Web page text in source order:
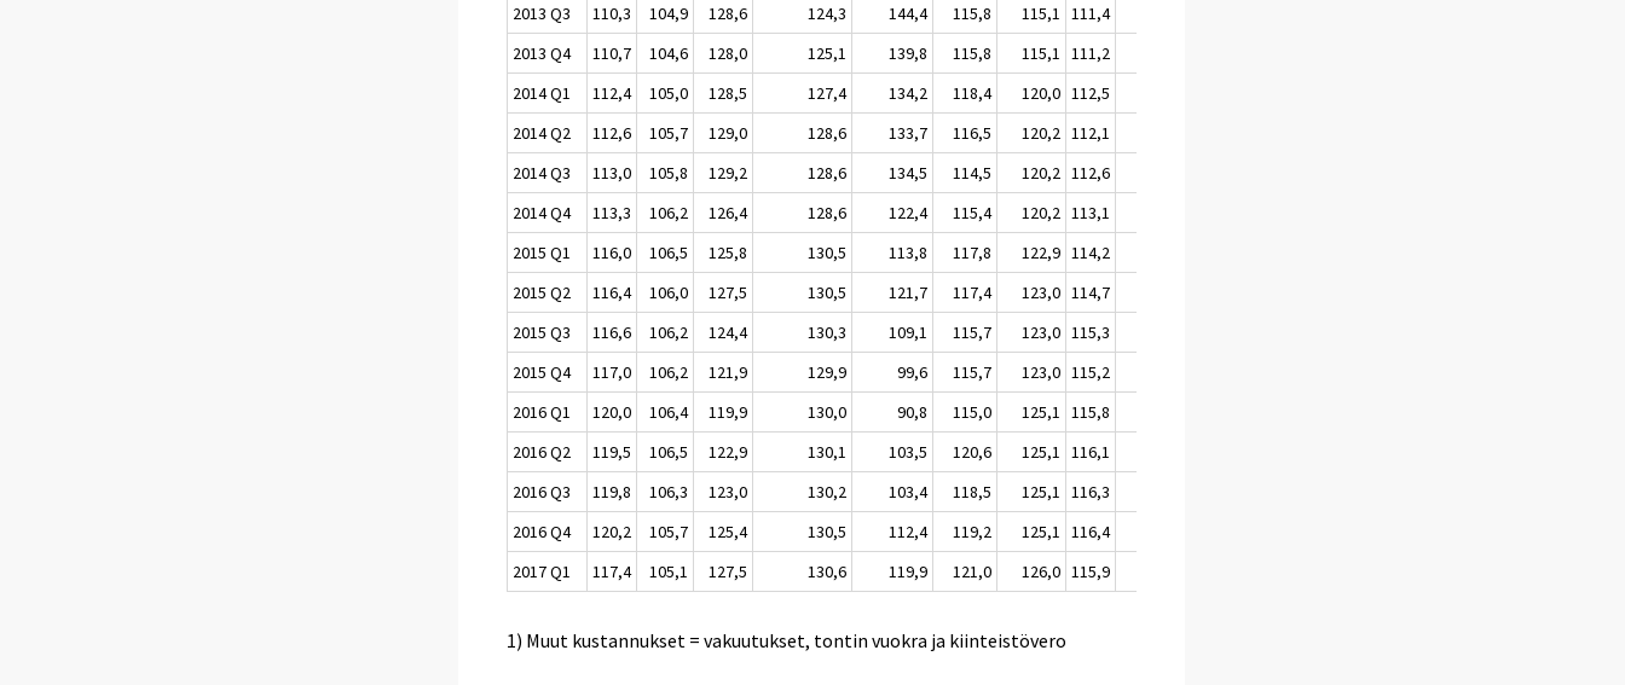
2013 Q3
110,3 104,9 128,6 124,3 144,4 115,8 115,1 111,4
2013 Q4
110,7 104,6 128,0 125,1 139,8 115,8 115,1 111,2
2014 Q1
112,4 105,0 128,5 127,4 134,2 118,4 120,0 112,5
2014 Q2
112,6 105,7 129,0 128,6 133,7 116,5 120,2 112,1
2014 Q3
113,0 105,8 129,2 128,6 134,5 114,5 120,2 112,6
2014 Q4
113,3 106,2 126,4 128,6 122,4 115,4 120,2 113,1
2015 Q1
116,0 106,5 125,8 130,5 113,8 117,8 122,9 114,2
2015 Q2
116,4 106,0 127,5 130,5 121,7 117,4 123,0 114,7
2015 Q3
116,6 106,2 124,4 130,3 109,1 115,7 123,0 115,3
2015 Q4
117,0 106,2 121,9 129,9 99,6 115,7 123,0 115,2
2016 Q1
120,0 106,4 119,9 130,0 90,8 115,0 125,1 115,8
2016 Q2
119,5 106,5 122,9 130,1 103,5 120,6 125,1 116,1
2016 Q3
119,8 106,3 123,0 130,2 103,4 118,5 125,1 116,3
2016 Q4
120,2 105,7 125,4 130,5 112,4 119,2 125,1 116,4
2017 Q1
117,4 105,1 127,5 130,6 119,9 121,0 126,0 115,9
1) Muut kustannukset = vakuutukset, tontin vuokra ja kiinteistövero